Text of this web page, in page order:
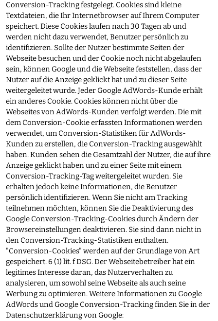
Conversion-Tracking festgelegt. Cookies sind kleine
Textdateien, die Ihr Internetbrowser auf Ihrem Computer
speichert. Diese Cookies laufen nach 30 Tagen ab und
werden nicht dazu verwendet, Benutzer persönlich zu
identifizieren. Sollte der Nutzer bestimmte Seiten der
Webseite besuchen und der Cookie noch nicht abgelaufen
sein, können Google und die Webseite feststellen, dass der
Nutzer auf die Anzeige geklickt hat und zu dieser Seite
weitergeleitet wurde. Jeder Google AdWords-Kunde erhält
ein anderes Cookie. Cookies können nicht über die
Webseites von AdWords-Kunden verfolgt werden. Die mit
dem Conversion-Cookie erfassten Informationen werden
verwendet, um Conversion-Statistiken für AdWords-
Kunden zu erstellen, die Conversion-Tracking ausgewählt
haben. Kunden sehen die Gesamtzahl der Nutzer, die auf ihre
Anzeige geklickt haben und zu einer Seite mit einem
Conversion-Tracking-Tag weitergeleitet wurden. Sie
erhalten jedoch keine Informationen, die Benutzer
persönlich identifizieren. Wenn Sie nicht am Tracking
teilnehmen möchten, können Sie die Deaktivierung des
Google Conversion-Tracking-Cookies durch Ändern der
Browsereinstellungen deaktivieren. Sie sind dann nicht in
den Conversion-Tracking-Statistiken enthalten.
"Conversion-Cookies" werden auf der Grundlage von Art
gespeichert. 6 (1) lit. f DSG. Der Webseitebetreiber hat ein
legitimes Interesse daran, das Nutzerverhalten zu
analysieren, um sowohl seine Webseite als auch seine
Werbung zu optimieren. Weitere Informationen zu Google
AdWords und Google Conversion-Tracking finden Sie in der
Datenschutzerklärung von Google: